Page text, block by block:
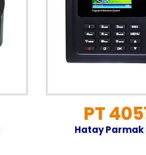
PT
Hatay Parmak